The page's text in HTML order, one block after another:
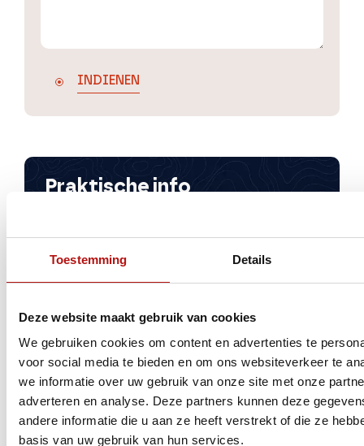
Toestemming Details
Deze website maakt gebruik van cookies
We gebruiken cookies om content en advertenties te
voor social media te bieden en om ons websiteverkeer te
we informatie over uw gebruik van onze site met onze
adverteren en analyse. Deze partners kunnen deze
andere informatie die u aan ze heeft verstrekt of die ze
basis van uw gebruik van hun services.
INDIENEN
Praktische info
veel camper voor je budget. Een occasion
is ideaal als je al weet wat je zoekt, of juist
Kan ik de camper bekijken en
proefzitten?
Worden occasions gecontroleerd
vóór verkoop?